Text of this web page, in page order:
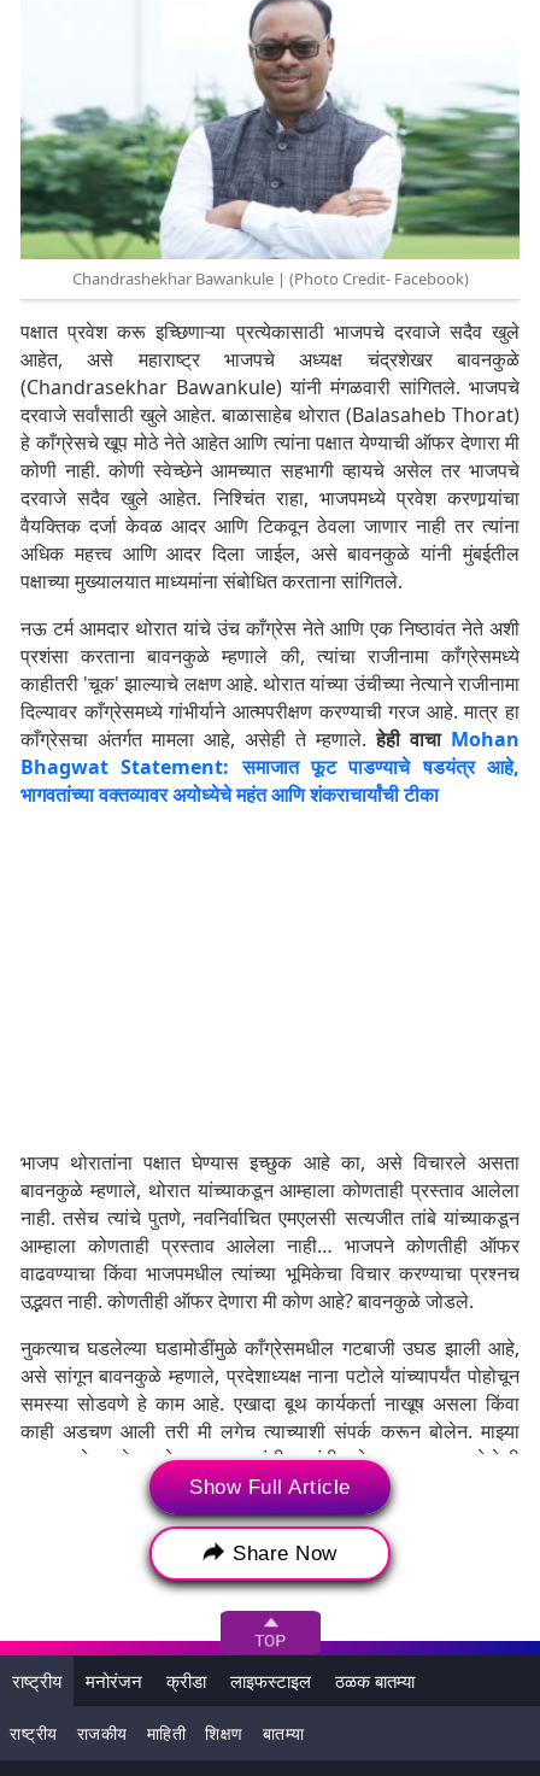
Chandrashekhar Bawankule | (Photo Credit- Facebook)
पक्षात प्रवेश करू इच्छिणाऱ्या प्रत्येकासाठी भाजपचे दरवाजे सदैव खुले
आहेत, असे महाराष्ट्र भाजपचे अध्यक्ष चंद्रशेखर बावनकुळे
(Chandrasekhar Bawankule) यांनी मंगळवारी सांगितले. भाजपचे
दरवाजे सर्वांसाठी खुले आहेत. बाळासाहेब थोरात (Balasaheb Thorat)
हे काँग्रेसचे खूप मोठे नेते आहेत आणि त्यांना पक्षात येण्याची ऑफर देणारा मी
कोणी नाही. कोणी स्वेच्छेने आमच्यात सहभागी व्हायचे असेल तर भाजपचे
दरवाजे सदैव खुले आहेत. निश्चिंत राहा, भाजपमध्ये प्रवेश करणार्‍यांचा
वैयक्तिक दर्जा केवळ आदर आणि टिकवून ठेवला जाणार नाही तर त्यांना
अधिक महत्त्व आणि आदर दिला जाईल, असे बावनकुळे यांनी मुंबईतील
पक्षाच्या मुख्यालयात माध्यमांना संबोधित करताना सांगितले.
नऊ टर्म आमदार थोरात यांचे उंच काँग्रेस नेते आणि एक निष्ठावंत नेते अशी
प्रशंसा करताना बावनकुळे म्हणाले की, त्यांचा राजीनामा काँग्रेसमध्ये
काहीतरी 'चूक' झाल्याचे लक्षण आहे. थोरात यांच्या उंचीच्या नेत्याने राजीनामा
दिल्यावर काँग्रेसमध्ये गांभीर्याने आत्मपरीक्षण करण्याची गरज आहे. मात्र हा
काँग्रेसचा अंतर्गत मामला आहे, असेही ते म्हणाले. हेही वाचा Mohan
Bhagwat Statement: समाजात फूट पाडण्याचे षडयंत्र आहे,
भागवतांच्या वक्तव्यावर अयोध्येचे महंत आणि शंकराचार्यांची टीका
भाजप थोरातांना पक्षात घेण्यास इच्छुक आहे का, असे विचारले असता
बावनकुळे म्हणाले, थोरात यांच्याकडून आम्हाला कोणताही प्रस्ताव आलेला
नाही. तसेच त्यांचे पुतणे, नवनिर्वाचित एमएलसी सत्यजीत तांबे यांच्याकडून
आम्हाला कोणताही प्रस्ताव आलेला नाही… भाजपने कोणतीही ऑफर
वाढवण्याचा किंवा भाजपमधील त्यांच्या भूमिकेचा विचार करण्याचा प्रश्नच
उद्भवत नाही. कोणतीही ऑफर देणारा मी कोण आहे? बावनकुळे जोडले.
नुकत्याच घडलेल्या घडामोडींमुळे काँग्रेसमधील गटबाजी उघड झाली आहे,
असे सांगून बावनकुळे म्हणाले, प्रदेशाध्यक्ष नाना पटोले यांच्यापर्यंत पोहोचून
समस्या सोडवणे हे काम आहे. एखादा बूथ कार्यकर्ता नाखूष असला किंवा
काही अडचण आली तरी मी लगेच त्याच्याशी संपर्क करून बोलेन. माझ्या
पक्षात असे घडले असते, तर एवढ्या उंचीचा बांधील नेता नाराज का आहे हे मी
आत्मपरीक्षण केले असते. पक्षाचे अपयश काय होते? ते कसे सोडवता येईल?
Hillary Clinton Aurangabad Tour: अमेरिकेच्या
माजी परराष्ट्र मंत्री हिलरी क्लिंटन औरंगाबाद दौऱ्यावर, 'या' ठिकाणी देणार
Show Full Article
Share Now
राष्ट्रीय मनोरंजन क्रीडा लाइफस्टाइल ठळक बातम्या
राष्ट्रीय राजकीय माहिती शिक्षण बातम्या